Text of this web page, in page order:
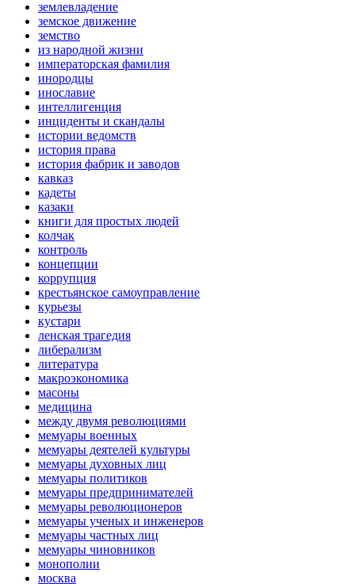
землевладение
земское движение
земство
из народной жизни
императорская фамилия
инородцы
инославие
интеллигенция
инциденты и скандалы
истории ведомств
история права
история фабрик и заводов
кавказ
кадеты
казаки
книги для простых людей
колчак
контроль
концепции
коррупция
крестьянское самоуправление
курьезы
кустари
ленская трагедия
либерализм
литература
макроэкономика
масоны
медицина
между двумя революциями
мемуары военных
мемуары деятелей культуры
мемуары духовных лиц
мемуары политиков
мемуары предпринимателей
мемуары революционеров
мемуары ученых и инженеров
мемуары частных лиц
мемуары чиновников
монополии
москва